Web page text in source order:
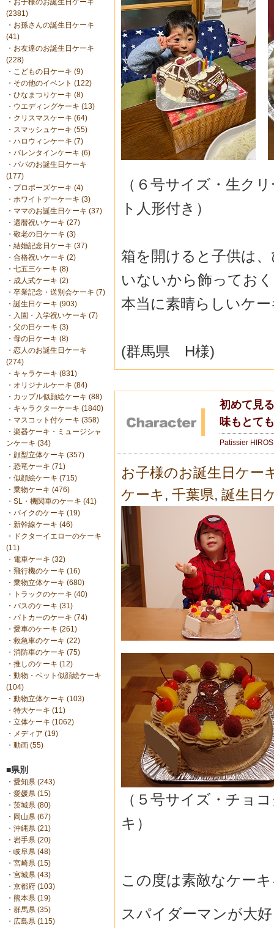
・ お子様のお誕生日ケーキ
(2381)
・ お孫さんの誕生日ケーキ
(41)
・ お友達のお誕生日ケーキ
(228)
・ こどもの日ケーキ (9)
・ その他のイベント (122)
・ ひなまつりケーキ (8)
・ ウエディングケーキ (13)
・ クリスマスケーキ (64)
・ スマッシュケーキ (55)
・ ハロウィンケーキ (7)
・ バレンタインケーキ (6)
・ パパのお誕生日ケーキ
(177)
・ プロポーズケーキ (4)
・ ホワイトデーケーキ (3)
・ ママのお誕生日ケーキ (37)
・ 還暦祝いケーキ (27)
・ 敬老の日ケーキ (3)
・ 結婚記念日ケーキ (37)
・ 合格祝いケーキ (2)
・ 七五三ケーキ (8)
・ 成人式ケーキ (2)
・ 卒業記念・送別会ケーキ (7)
・ 誕生日ケーキ (903)
・ 入園・入学祝いケーキ (7)
・ 父の日ケーキ (3)
・ 母の日ケーキ (8)
・ 恋人のお誕生日ケーキ
(274)
・ キャラケーキ (831)
・ オリジナルケーキ (84)
・ カップル似顔絵ケーキ (88)
・ キャラクターケーキ (1840)
・ マスコット付ケーキ (358)
・ 楽器ケーキ・ミュージシャ
ンケーキ (34)
・ 顔型立体ケーキ (357)
・ 恐竜ケーキ (71)
・ 似顔絵ケーキ (715)
・ 乗物ケーキ (476)
・ SL・機関車のケーキ (41)
・ バイクのケーキ (19)
・ 新幹線ケーキ (46)
・
ドクターイエローのケーキ
(11)
・ 電車ケーキ (32)
・ 飛行機のケーキ (16)
・ 乗物立体ケーキ (680)
・
トラックのケーキ (40)
・ バスのケーキ (31)
・ パトカーのケーキ (74)
・ 愛車のケーキ (261)
・ 救急車のケーキ (22)
・ 消防車のケーキ (75)
・ 推しのケーキ (12)
・ 動物・ペット似顔絵ケーキ
(104)
・ 動物立体ケーキ (103)
・ 特大ケーキ (11)
・ 立体ケーキ (1062)
・ メディア (19)
・ 動画 (55)
■県別
・ 愛知県 (243)
・ 愛媛県 (15)
・ 茨城県 (80)
・ 岡山県 (67)
・ 沖縄県 (21)
・ 岩手県 (20)
・ 岐阜県 (48)
・ 宮崎県 (15)
・ 宮城県 (43)
・ 京都府 (103)
・ 熊本県 (19)
・ 群馬県 (35)
・ 広島県 (115)
（６号サイズ・生ク
ト人形付き）
箱を開けると子供は
いないから飾ってお
本当に素晴らしいケ
(群馬県 H様)
初めて見
味もとて
Patissier
お子様のお誕生日ケー
ケーキ , 千葉県, 誕生日
（５号サイズ・チョ
キ）
この度は素敵なケー
スパイダーマンが大